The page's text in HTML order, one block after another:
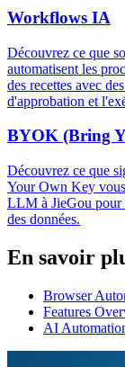
Workflows IA
Découvrez ce que
automatisent les
des recettes avec
d'approbation et
BYOK (Bring
Découvrez ce que
Your Own Key
LLM à JieGou pour
des données.
En savoir
Browser
Features
AI